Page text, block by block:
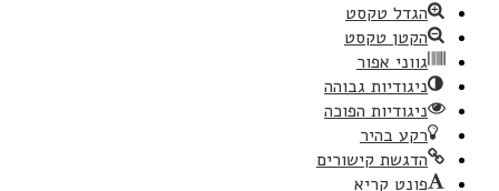
הגדל טקסט
הקטן טקסט
גווני אפור
ניגודיות גבוהה
ניגודיות הפוכה
רקע בהיר
הדגשת קישורים
פונט קריא